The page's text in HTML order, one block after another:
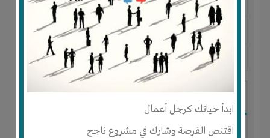
ابدأ حياتك كرجل أعمال
اقتنص الفرصة وشارك في مشروع ناجح
لديـه :المال علاقات
المكان :مصر -القاهرة -المقطم
آخر ظهور: : منذ 3 اشهر
ابو محمد